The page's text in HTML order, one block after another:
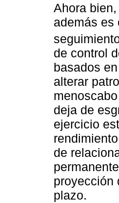
Ahora
además es
de control
basados
alterar
deja de
ejercicio
de
proyección
plazo.